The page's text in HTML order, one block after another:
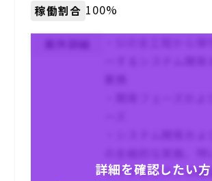
稼働割合 100%
案件詳細
サイドのタスクの精通
詳細を確認したい方